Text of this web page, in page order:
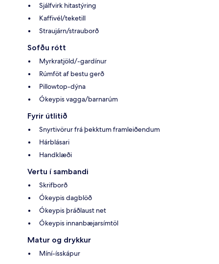
Sjálfvirk hitastýring
Kaffivél/teketill
Straujárn/strauborð
Sofðu rótt
Myrkratjöld/-gardínur
Rúmföt af bestu gerð
Pillowtop-dýna
Ókeypis vagga/barnarúm
Fyrir útlitið
Snyrtivörur frá þekktum framleiðendum
Hárblásari
Handklæði
Vertu í sambandi
Skrifborð
Ókeypis dagblöð
Ókeypis þráðlaust net
Ókeypis innanbæjarsímtöl
Matur og drykkur
Míní-ísskápur